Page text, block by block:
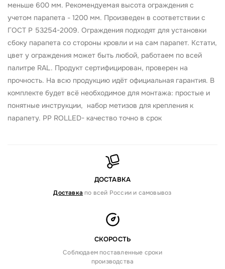
меньше 600 мм. Рекомендуемая высота ограждения с
учетом парапета - 1200 мм. Произведен в соответствии с
ГОСТ Р 53254-2009. Ограждения подходят для установки
сбоку парапета со стороны кровли и на сам парапет. Кстати,
цвет у ограждения может быть любой, работаем по всей
палитре RAL. Продукт сертифицирован, проверен на
прочность. На всю продукцию идёт официальная гарантия. В
комплекте будет всё необходимое для монтажа: простые и
понятные инструкции, набор метизов для крепления к
парапету. PP ROLLED- качество точно в срок
ДОСТАВКА
Доставка по всей России и самовывоз
СКОРОСТЬ
Соблюдаем поставленные сроки
производства